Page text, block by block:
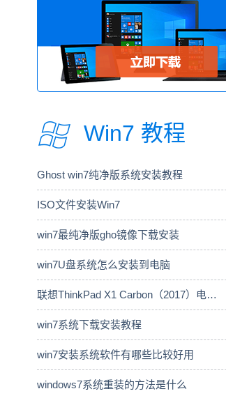
Win7 教程
Ghost win7纯净版系统安装教程
ISO文件安装Win7
win7最纯净版gho镜像下载安装
win7U盘系统怎么安装到电脑
联想ThinkPad X1 Carbon（2017）电脑安
win7系统下载安装教程
win7安装系统软件有哪些比较好用
windows7系统重装的方法是什么